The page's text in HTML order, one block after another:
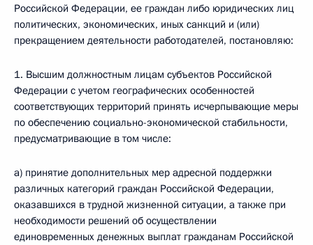
Российской Федерации, ее граждан либо юридических лиц
политических, экономических, иных санкций и (или)
прекращением деятельности работодателей, постановляю:
1. Высшим должностным лицам субъектов Российской
Федерации с учетом географических особенностей
соответствующих территорий принять исчерпывающие меры
по обеспечению социально-экономической стабильности,
предусматривающие в том числе:
а) принятие дополнительных мер адресной поддержки
различных категорий граждан Российской Федерации,
оказавшихся в трудной жизненной ситуации, а также при
необходимости решений об осуществлении
единовременных денежных выплат гражданам Российской